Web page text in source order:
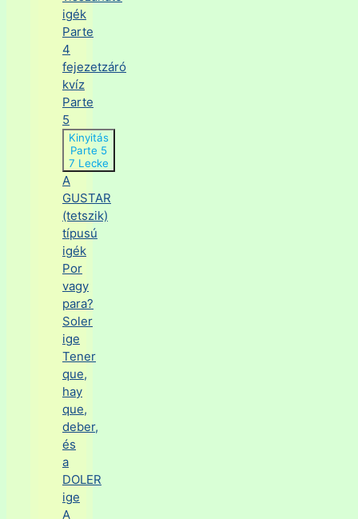
igék
Parte
4
fejezetzáró
kvíz
Parte
5
Kinyitás
Parte 5
7 Lecke
A
GUSTAR
(tetszik)
típusú
igék
Por
vagy
para?
Soler
ige
Tener
que,
hay
que,
deber,
és
a
DOLER
ige
A